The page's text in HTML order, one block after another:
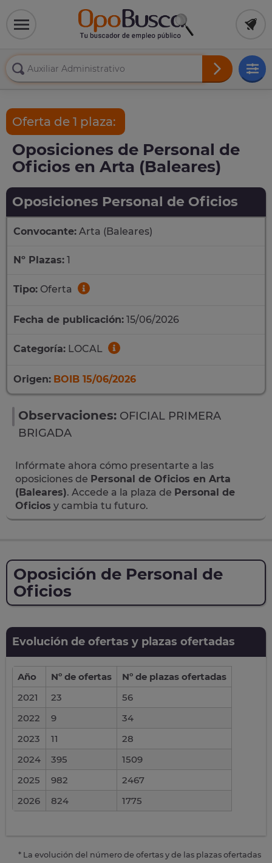
Oferta de 1 plaza:
Oposiciones de Personal de
Oficios en Arta (Baleares)
Oposiciones Personal de Oficios
Convocante: Arta (Baleares)
Nº Plazas: 1
Tipo: Oferta
Fecha de publicación: 15/06/2026
Categoría: LOCAL
Origen: BOIB 15/06/2026
Observaciones: OFICIAL PRIMERA
BRIGADA
Infórmate ahora cómo presentarte a las
oposiciones de Personal de Oficios en Arta
(Baleares). Accede a la plaza de Personal de
Oficios y cambia tu futuro.
Oposición de Personal de
Oficios
Evolución de ofertas y plazas ofertadas
Año Nº de ofertas
Nº de plazas ofertadas
2021
23
56
2022
9
34
2023
11
28
2024
395
1509
2025
982
2467
2026
824 1775
* La evolución del número de ofertas y de las plazas ofertadas